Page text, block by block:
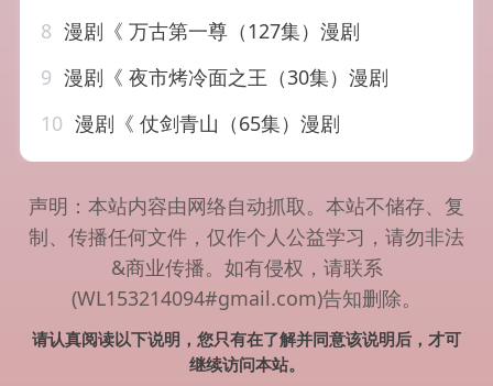
8 漫剧《 万古第一尊（127集）漫剧
9 漫剧《 夜市烤冷面之王（30集）漫剧
10 漫剧《 仗剑青山（65集）漫剧
声明：本站内容由网络自动抓取。本站不储存、复
制、传播任何文件，仅作个人公益学习，请勿非法
&商业传播。如有侵权，请联系
(WL153214094#gmail.com)告知删除。
请认真阅读以下说明，您只有在了解并同意该说明后，才可
继续访问本站。